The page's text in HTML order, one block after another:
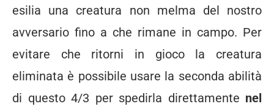
esilia una creatura non melma del nostro
avversario fino a che rimane in campo. Per
evitare che ritorni in gioco la creatura
eliminata è possibile usare la seconda abilità
di questo 4/3 per spedirla direttamente nel